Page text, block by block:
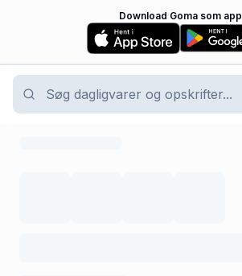
Download Goma som app